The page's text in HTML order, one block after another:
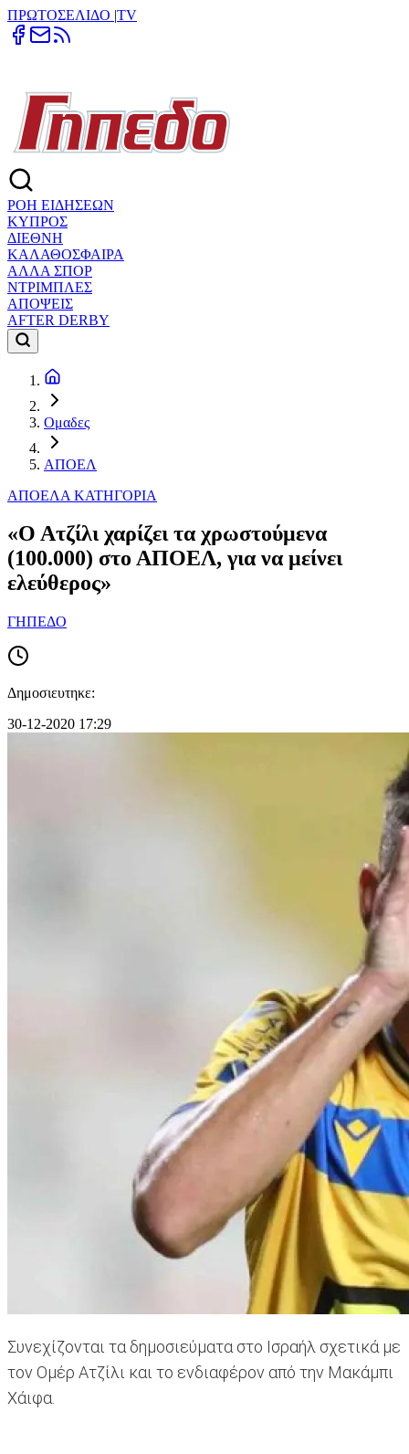
ΠΡΩΤΟΣΕΛΙΔΟ |TV
ΡΟΗ ΕΙΔΗΣΕΩΝ
ΚΥΠΡΟΣ
ΔΙΕΘΝΗ
ΚΑΛΑΘΟΣΦΑΙΡΑ
ΑΛΛΑ ΣΠΟΡ
ΝΤΡΙΜΠΛΕΣ
ΑΠΟΨΕΙΣ
AFTER DERBY
Ομαδες
ΑΠΟΕΛ
ΑΠΟΕΛΑ ΚΑΤΗΓΟΡΙΑ
«Ο Ατζίλι χαρίζει τα χρωστούμενα
(100.000) στο ΑΠΟΕΛ, για να μείνει
ελεύθερος»
ΓΗΠΕΔΟ
Δημοσιευτηκε:
30-12-2020 17:29
Συνεχίζονται τα δημοσιεύματα στο Ισραήλ σχετικά με
τον Ομέρ Ατζίλι και το ενδιαφέρον από την Μακάμπι
Χάιφα.